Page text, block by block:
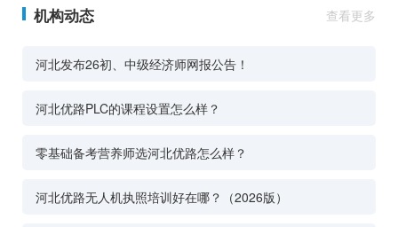
机构动态 查看更多
河北发布26初、中级经济师网报公告！
河北优路PLC的课程设置怎么样？
零基础备考营养师选河北优路怎么样？
河北优路无人机执照培训好在哪？（2026版）